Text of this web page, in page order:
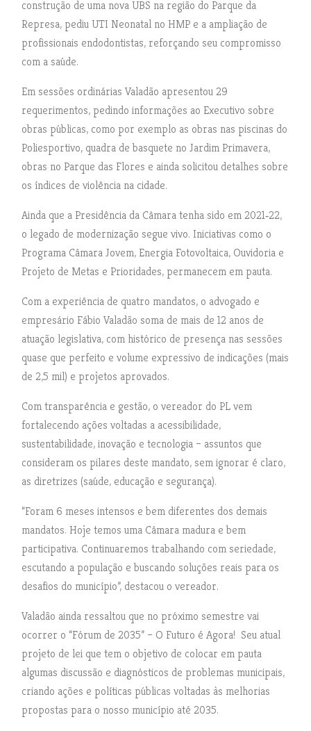
construção de uma nova UBS na região do Parque da
Represa, pediu UTI Neonatal no HMP e a ampliação de
profissionais endodontistas, reforçando seu compromisso
com a saúde.
Em sessões ordinárias Valadão apresentou 29
requerimentos, pedindo informações ao Executivo sobre
obras públicas, como por exemplo as obras nas piscinas do
Poliesportivo, quadra de basquete no Jardim Primavera,
obras no Parque das Flores e ainda solicitou detalhes sobre
os índices de violência na cidade.
Ainda que a Presidência da Câmara tenha sido em 2021‑22,
o legado de modernização segue vivo. Iniciativas como o
Programa Câmara Jovem, Energia Fotovoltaica, Ouvidoria e
Projeto de Metas e Prioridades, permanecem em pauta.
Com a experiência de quatro mandatos, o advogado e
empresário Fábio Valadão soma de mais de 12 anos de
atuação legislativa, com histórico de presença nas sessões
quase que perfeito e volume expressivo de indicações (mais
de 2,5 mil) e projetos aprovados.
Com transparência e gestão, o vereador do PL vem
fortalecendo ações voltadas a acessibilidade,
sustentabilidade, inovação e tecnologia – assuntos que
consideram os pilares deste mandato, sem ignorar é claro,
as diretrizes (saúde, educação e segurança).
“Foram 6 meses intensos e bem diferentes dos demais
mandatos. Hoje temos uma Câmara madura e bem
participativa. Continuaremos trabalhando com seriedade,
escutando a população e buscando soluções reais para os
desafios do município”, destacou o vereador.
Valadão ainda ressaltou que no próximo semestre vai
ocorrer o “Fórum de 2035” – O Futuro é Agora! Seu atual
projeto de lei que tem o objetivo de colocar em pauta
algumas discussão e diagnósticos de problemas municipais,
criando ações e políticas públicas voltadas às melhorias
propostas para o nosso município até 2035.